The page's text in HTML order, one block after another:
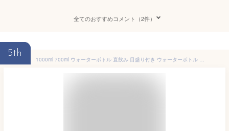
全てのおすすめコメント（2件）
5th
1000ml 700ml ウォーターボトル 直飲み 目盛り付き ウォーターボトル 耐熱 マイボトル 透明 ガラスボトル ガラス瓶 クリアボトル 水筒 大